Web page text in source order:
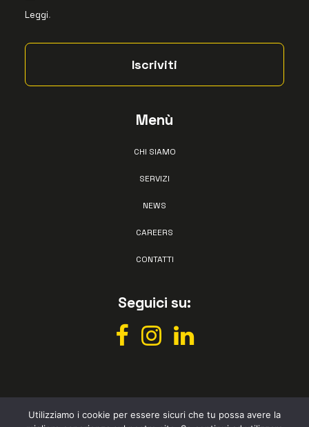
Menù
CHI SIAMO
SERVIZI
NEWS
CAREERS
CONTATTI
Leggi.
Seguici su:
Utilizziamo i cookie per essere sicuri che tu possa avere la